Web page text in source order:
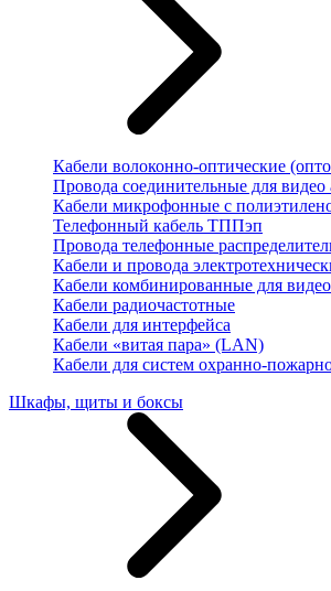
Кабели волоконно-оптические
Провода соединительные для видео
Кабели микрофонные с
Телефонный кабель ТППэп
Провода телефонные
Кабели и провода
Кабели комбинированные для
Кабели радиочастотные
Кабели для интерфейса
Кабели «витая пара» (LAN)
Кабели для систем охранно-
Шкафы, щиты и боксы